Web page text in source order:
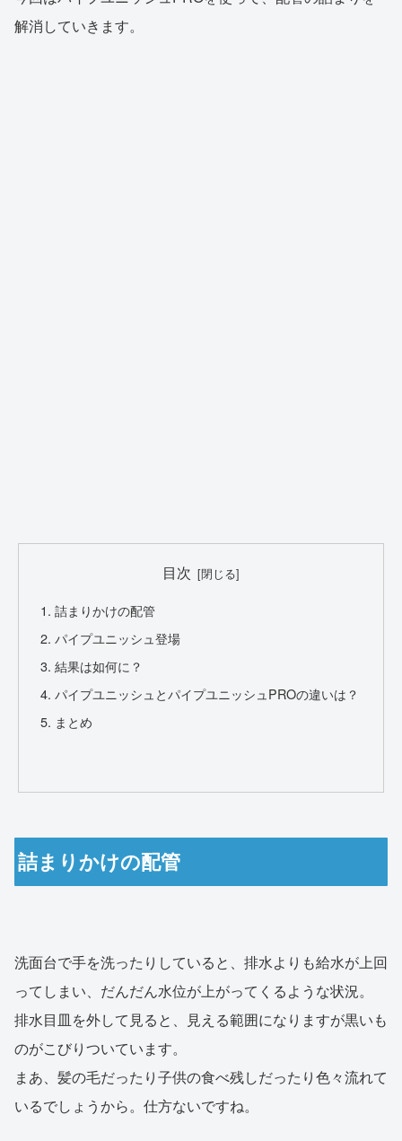
解消していきます。
目次
詰まりかけの配管
パイプユニッシュ登場
結果は如何に？
パイプユニッシュとパイプユニッシュPROの違いは？
まとめ
詰まりかけの配管
洗面台で手を洗ったりしていると、排水よりも給水が上回
ってしまい、だんだん水位が上がってくるような状況。
排水目皿を外して見ると、見える範囲になりますが黒いも
のがこびりついています。
まあ、髪の毛だったり子供の食べ残しだったり色々流れて
いるでしょうから。仕方ないですね。